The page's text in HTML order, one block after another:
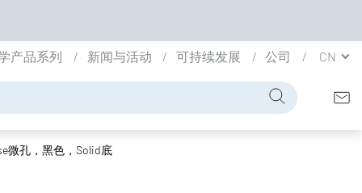
产品系列 新闻与活动 可持续发展 公司 CN
微孔，黑色，Solid底